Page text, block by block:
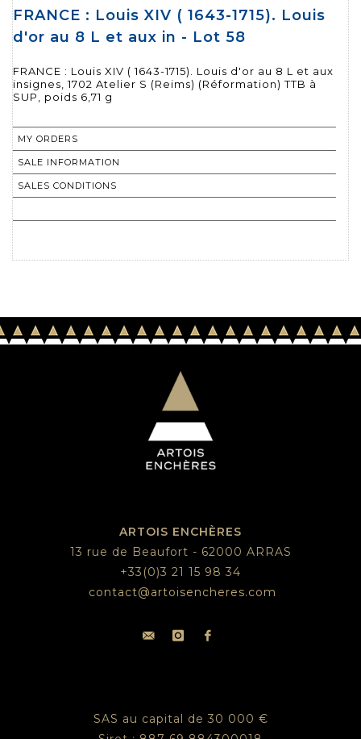
FRANCE : Louis XIV ( 1643-1715). Louis
d'or au 8 L et aux in - Lot 58
FRANCE : Louis XIV ( 1643-1715). Louis d'or au 8 L et aux
insignes, 1702 Atelier S (Reims) (Réformation) TTB à
SUP, poids 6,71 g
MY ORDERS
SALE INFORMATION
SALES CONDITIONS
ARTOIS ENCHÈRES
13 rue de Beaufort - 62000 ARRAS
+33(0)3 21 15 98 34
contact@artoisencheres.com
SAS au capital de 30 000 €